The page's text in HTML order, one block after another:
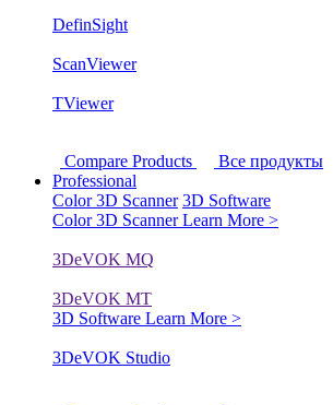
DefinSight
ScanViewer
TViewer
Compare Products
Все продукты
Professional
Color 3D Scanner 3D Software
Color 3D ScannerLearn More >
3DeVOK MQ
3DeVOK MT
3D Software Learn More >
3DeVOK Studio